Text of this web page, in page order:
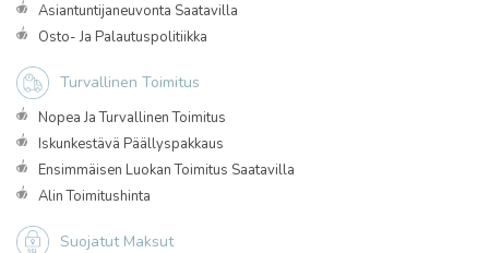
Asiantuntijaneuvonta Saatavilla
Osto- Ja Palautuspolitiikka
Turvallinen Toimitus
Nopea Ja Turvallinen Toimitus
Iskunkestävä Päällyspakkaus
Ensimmäisen Luokan Toimitus Saatavilla
Alin Toimitushinta
Suojatut Maksut